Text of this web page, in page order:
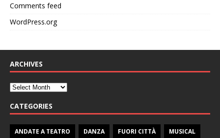
Comments feed
WordPress.org
ARCHIVES
CATEGORIES
ANDATE A TEATRO DANZA FUORI CITTÀ MUSICAL